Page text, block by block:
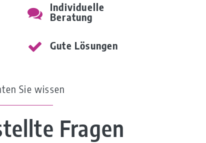
Individuelle
Beratung
Gute Lösungen
Sie wissen
Fragen